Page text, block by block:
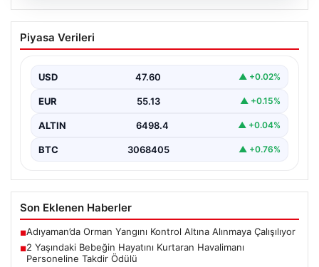
2 Yaşındaki Bebeğin Hayatını Kurtaran
Havalimanı Personeline Takdir Ödülü
olayda, ailesiyle seyahat eden 2 yaşındaki Liam adlı
bebeğin…
Piyasa Verileri
USD 47.60 ▲ +0.02%
EUR 55.13 ▲ +0.15%
ALTIN 6498.4 ▲ +0.04%
BTC 3068405 ▲ +0.76%
Son Eklenen Haberler
■Adıyaman’da Orman Yangını Kontrol Altına Alınmaya Çalışılıyor
■2 Yaşındaki Bebeğin Hayatını Kurtaran Havalimanı
Personeline Takdir Ödülü